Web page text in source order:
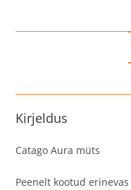
Kirjeldus
Catago Aura müts
Peenelt kootud